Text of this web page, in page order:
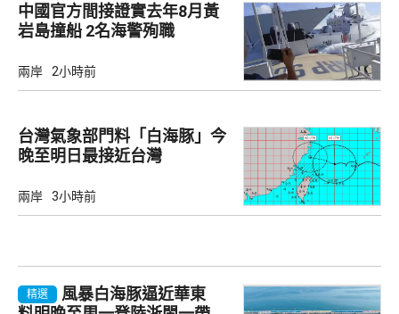
中國官方間接證實去年8月黃
岩島撞船 2名海警殉職
兩岸 2小時前
台灣氣象部門料「白海豚」今
晚至明日最接近台灣
兩岸 3小時前
精選
風暴白海豚逼近華東